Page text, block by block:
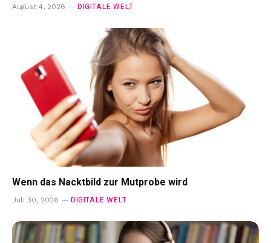
August 4, 2026 DIGITALE WELT
Wenn das Nacktbild zur Mutprobe wird
Juli 30, 2026 DIGITALE WELT